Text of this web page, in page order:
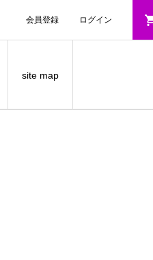
会員登録 ログイン
site map